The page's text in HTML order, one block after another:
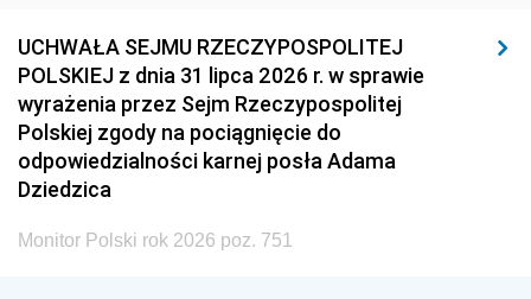
UCHWAŁA SEJMU RZECZYPOSPOLITEJ
POLSKIEJ z dnia 31 lipca 2026 r. w sprawie
wyrażenia przez Sejm Rzeczypospolitej
Polskiej zgody na pociągnięcie do
odpowiedzialności karnej posła Adama
Dziedzica
Monitor Polski rok 2026 poz. 751